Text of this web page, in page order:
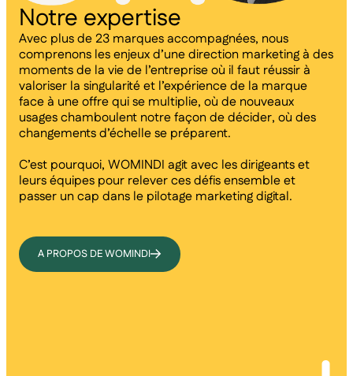
Notre expertise
Avec plus de 23 marques accompagnées, nous
comprenons les enjeux d’une direction marketing à des
moments de la vie de l’entreprise où il faut réussir à
valoriser la singularité et l’expérience de la marque
face à une offre qui se multiplie, où de nouveaux
usages chamboulent notre façon de décider, où des
changements d’échelle se préparent.
C’est pourquoi, WOMINDI agit avec les dirigeants et
leurs équipes pour relever ces défis ensemble et
passer un cap dans le pilotage marketing digital.
A PROPOS DE WOMINDI